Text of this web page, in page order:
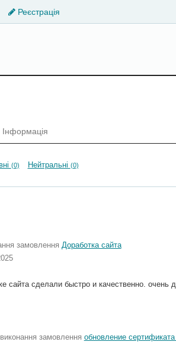
Реєстрація
Інформація
(0) Нейтральні (0)
замовлення Доработка сайта
сайта сделали быстро и качественно. очень
замовлення обновление